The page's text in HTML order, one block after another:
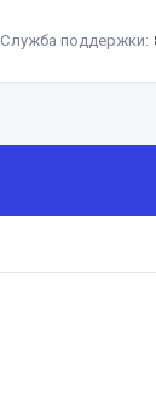
Служба поддержки: